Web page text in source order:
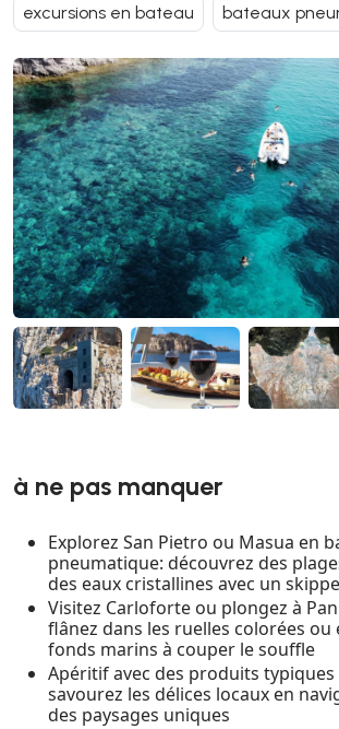
excursions en bateau bateaux
à ne pas manquer
Explorez San Pietro ou Masua en
pneumatique: découvrez des
des eaux cristallines avec un
Visitez Carloforte ou plongez à
flânez dans les ruelles colorées ou
fonds marins à couper le souffle
Apéritif avec des produits typiques
savourez les délices locaux en
des paysages uniques